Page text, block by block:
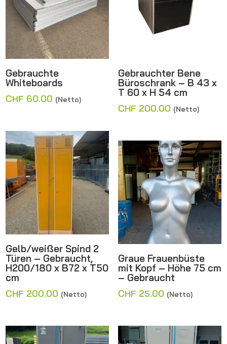
Gebrauchte
Whiteboards
CHF 60.00 (Netto)
Gebrauchter Bene
Büroschrank – B 43 x
T 60 x H 54 cm
CHF 200.00 (Netto)
Gelb/weißer Spind 2
Türen – Gebraucht,
H200/180 x B72 x T50
cm
CHF 200.00 (Netto)
Graue Frauenbüste
mit Kopf – Höhe 75 cm
– Gebraucht
CHF 25.00 (Netto)